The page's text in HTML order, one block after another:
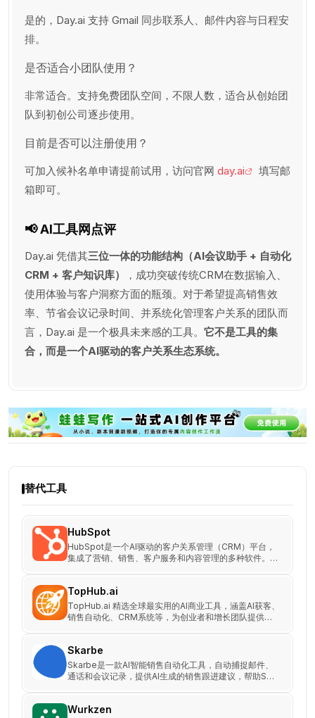
是的，Day.ai 支持 Gmail 同步联系人、邮件内容与日程安
排。
是否适合小团队使用？
非常适合。支持免费团队空间，不限人数，适合从创始团
队到初创公司逐步使用。
目前是否可以注册使用？
可加入候补名单申请提前试用，访问官网 day.ai
填写邮
箱即可。
📢 AI工具网点评
Day.ai 凭借其三位一体的功能结构（AI会议助手 + 自动化
CRM + 客户知识库）
，成功突破传统CRM在数据输入、
使用体验与客户洞察方面的瓶颈。对于希望提高销售效
率、节省会议记录时间、并系统化管理客户关系的团队而
言，Day.ai 是一个极具未来感的工具。 它不是工具的集
合，而是一个AI驱动的客户关系生态系统。
替代工具
HubSpot
HubSpot是一个AI驱动的客户关系管理（CRM）平台，
集成了营销、销售、客户服务和内容管理的多种软件。通
TopHub.ai
TopHub.ai 精选全球最实用的AI商业工具，涵盖AI获客、
销售自动化、CRM系统等，为创业者和增长团队提供落
Skarbe
Skarbe是一款AI智能销售自动化工具，自动捕捉邮件、
通话和会议记录，提供AI生成的销售跟进建议，帮助SMB
Wurkzen